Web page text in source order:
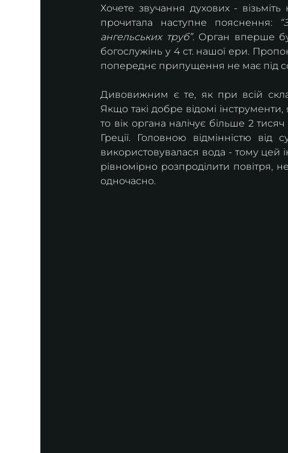
Хочете звучання духових - візьміть
прочитала наступне пояснення:
ангельських труб”. Орган вперше
богослужінь у 4 ст. нашої ери.
попереднє припущення не має під
Дивовижним є те, як при всій
Якщо такі добре відомі
то вік органа налічує більше 2
Греції. Головною відмінністю
використовувалася вода - тому цей
рівномірно розпроділити повітря,
одночасно.